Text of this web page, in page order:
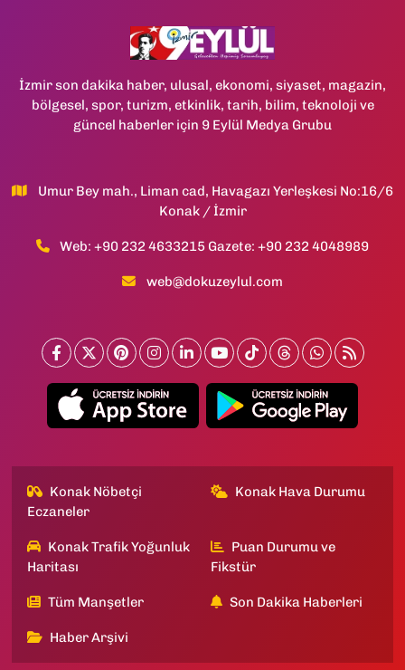
İzmir son dakika haber, ulusal, ekonomi, siyaset, magazin,
bölgesel, spor, turizm, etkinlik, tarih, bilim, teknoloji ve
güncel haberler için 9 Eylül Medya Grubu
Umur Bey mah., Liman cad, Havagazı Yerleşkesi No:16/6
Konak / İzmir
Web: +90 232 4633215 Gazete: +90 232 4048989
web@dokuzeylul.com
Konak Nöbetçi
Eczaneler
Konak Hava Durumu
Konak Trafik Yoğunluk
Haritası
Puan Durumu ve
Fikstür
Tüm Manşetler Son Dakika Haberleri
Haber Arşivi